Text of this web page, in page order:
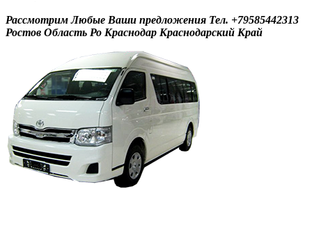
Рассмотрим Любые Ваши предложения Тел. +79585442313
Ростов Область Ро Краснодар Краснодарский Край